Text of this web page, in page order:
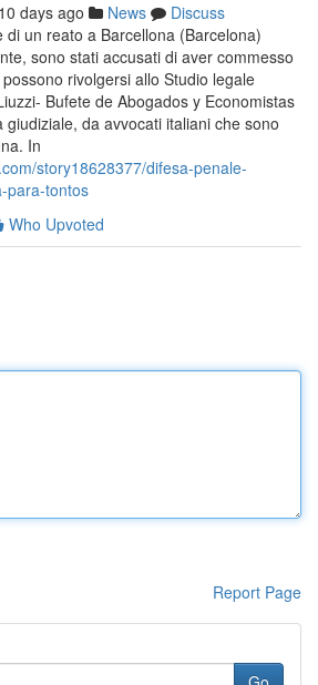
days ago News
Discuss
di un reato a Barcellona (Barcelona)
sono stati accusati di aver commesso
rivolgersi allo Studio legale
Bufete de Abogados y Economistas
da avvocati italiani che sono
In
story18628377/difesa-penale-
para-tontos
Who Upvoted
Report Page